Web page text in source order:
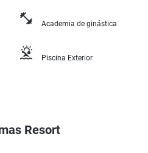
Resort
Academia de ginástica
Piscina Exterior